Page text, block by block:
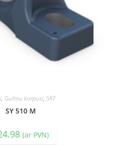
, Gultņu korpusi, SKF
SY 510 M
(ar PVN)